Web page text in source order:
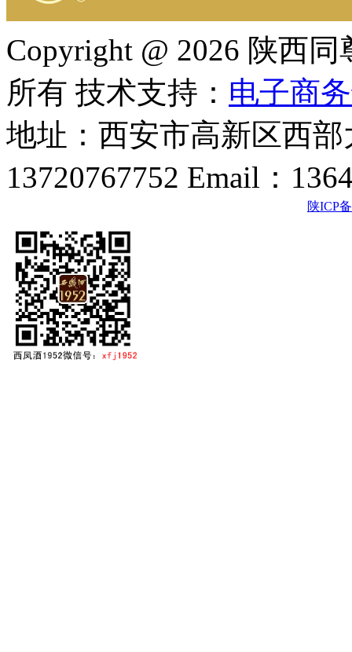
Copyright @ 2026 陕西
所有 技术支持： 电子商
地址：西安市高新区西
13720767752 Email：
陕ICP